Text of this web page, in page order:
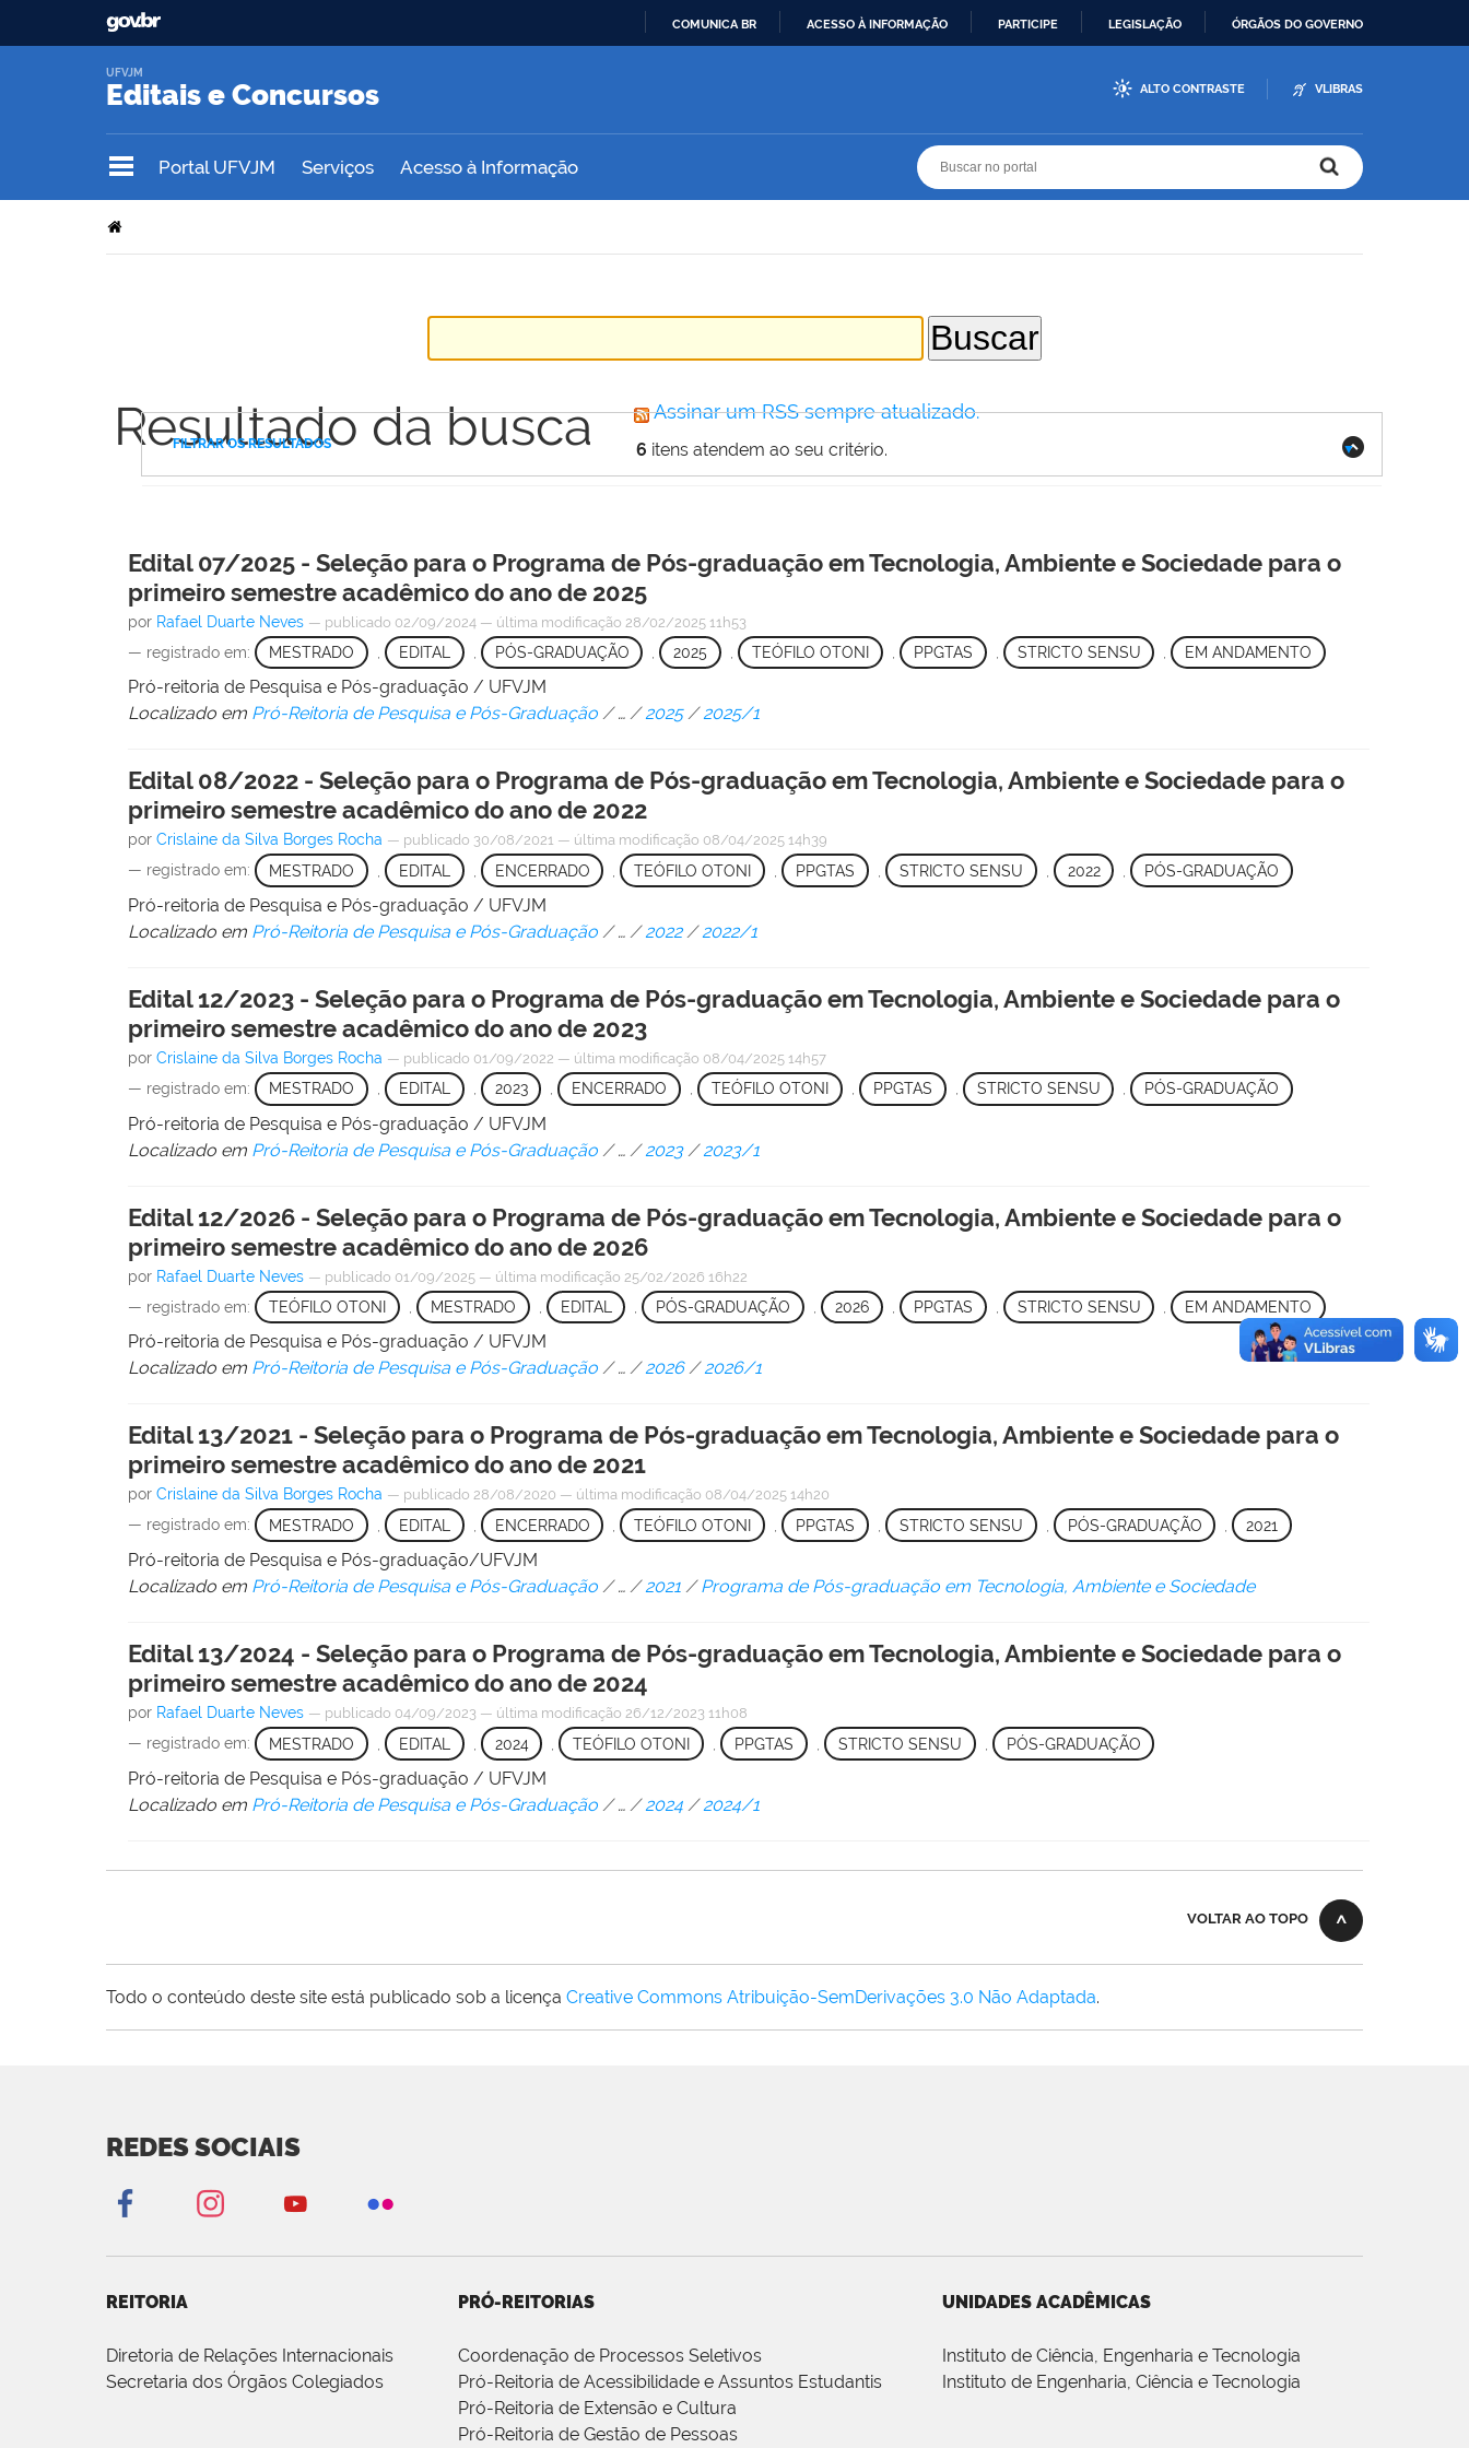
COMUNICA BR ACESSO À INFORMAÇÃO PARTICIPE LEGISLAÇÃO ÓRGÃOS DO GOVERNO
Editais e Concursos
UFVJM
ALTO CONTRASTE VLIBRAS
Portal UFVJM Serviços Acesso à Informação
Resultado da busca Assinar um RSS sempre atualizado.
6 itens atendem ao seu critério.
FILTRAR OS RESULTADOS
Edital 07/2025 - Seleção para o Programa de Pós-graduação em Tecnologia, Ambiente e Sociedade para o
primeiro semestre acadêmico do ano de 2025
por Rafael Duarte Neves — publicado 02/09/2024 — última modificação 28/02/2025 11h53
— registrado em: MESTRADO EDITAL PÓS-GRADUAÇÃO , 2025 , TEÓFILO OTONI PPGTAS STRICTO SENSU , EM ANDAMENTO
Pró-reitoria de Pesquisa e Pós-graduação / UFVJM
Localizado em Pró-Reitoria de Pesquisa e Pós-Graduação /…/2025 /2025/1
Edital 08/2022 - Seleção para o Programa de Pós-graduação em Tecnologia, Ambiente e Sociedade para o
primeiro semestre acadêmico do ano de 2022
porCrislaine da Silva Borges Rocha — publicado 30/08/2021 — última modificação 08/04/2025 14h39
— registrado em: MESTRADO EDITAL ENCERRADO , TEÓFILO OTONI , PPGTAS STRICTO SENSU 2022 , PÓS-GRADUAÇÃO
Pró-reitoria de Pesquisa e Pós-graduação / UFVJM
Localizado em Pró-Reitoria de Pesquisa e Pós-Graduação /…/2022 /2022/1
Edital 12/2023 - Seleção para o Programa de Pós-graduação em Tecnologia, Ambiente e Sociedade para o
primeiro semestre acadêmico do ano de 2023
porCrislaine da Silva Borges Rocha — publicado 01/09/2022 — última modificação 08/04/2025 14h57
— registrado em: MESTRADO , EDITAL , 2023 , ENCERRADO , TEÓFILO OTONI , PPGTAS , STRICTO SENSU , PÓS-GRADUAÇÃO
Pró-reitoria de Pesquisa e Pós-graduação / UFVJM
Localizado em Pró-Reitoria de Pesquisa e Pós-Graduação /… /2023 /2023/1
Edital 12/2026 - Seleção para o Programa de Pós-graduação em Tecnologia, Ambiente e Sociedade para o
primeiro semestre acadêmico do ano de 2026
por Rafael Duarte Neves — publicado 01/09/2025 — última modificação 25/02/2026 16h22
— registrado em: TEÓFILO OTONI MESTRADO EDITAL , PÓS-GRADUAÇÃO , 2026 PPGTAS STRICTO SENSU , EM ANDAMENTO
Pró-reitoria de Pesquisa e Pós-graduação / UFVJM
Localizado em Pró-Reitoria de Pesquisa e Pós-Graduação /…/2026 /2026/1
Edital 13/2021 - Seleção para o Programa de Pós-graduação em Tecnologia, Ambiente e Sociedade para o
primeiro semestre acadêmico do ano de 2021
porCrislaine da Silva Borges Rocha — publicado 28/08/2020 — última modificação 08/04/2025 14h20
— registrado em: MESTRADO EDITAL ENCERRADO , TEÓFILO OTONI , PPGTAS STRICTO SENSU PÓS-GRADUAÇÃO , 2021
Pró-reitoria de Pesquisa e Pós-graduação/UFVJM
Localizado em Pró-Reitoria de Pesquisa e Pós-Graduação /…/2021 /Programa de Pós-graduação em Tecnologia, Ambiente e Sociedade
Edital 13/2024 - Seleção para o Programa de Pós-graduação em Tecnologia, Ambiente e Sociedade para o
primeiro semestre acadêmico do ano de 2024
por Rafael Duarte Neves — publicado 04/09/2023 — última modificação 26/12/2023 11h08
— registrado em: MESTRADO EDITAL 2024 , TEÓFILO OTONI , PPGTAS STRICTO SENSU PÓS-GRADUAÇÃO
Pró-reitoria de Pesquisa e Pós-graduação / UFVJM
Localizado em Pró-Reitoria de Pesquisa e Pós-Graduação /…/2024 /2024/1
VOLTAR AO TOPO
Todo o conteúdo deste site está publicado sob a licença Creative Commons Atribuição-SemDerivações 3.0 Não Adaptada.
REDES SOCIAIS
REITORIA
Diretoria de Relações Internacionais
Secretaria dos Órgãos Colegiados
PRÓ-REITORIAS
Coordenação de Processos Seletivos
Pró-Reitoria de Acessibilidade e Assuntos Estudantis
Pró-Reitoria de Extensão e Cultura
Pró-Reitoria de Gestão de Pessoas
UNIDADES ACADÊMICAS
Instituto de Ciência, Engenharia e Tecnologia
Instituto de Engenharia, Ciência e Tecnologia